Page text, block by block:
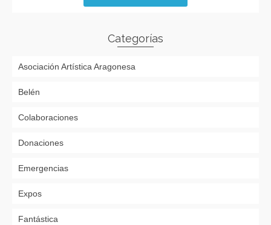
Categorías
Asociación Artística Aragonesa
Belén
Colaboraciones
Donaciones
Emergencias
Expos
Fantástica